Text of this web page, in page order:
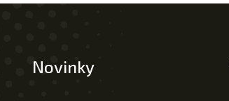
Novinky